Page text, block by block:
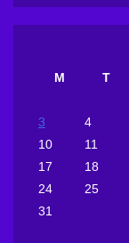
M
T
3
4
10
11
17
18
24
25
31